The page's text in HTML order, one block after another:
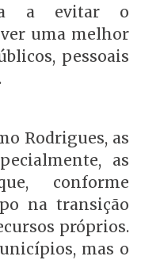
a evitar o
uma melhor
pessoais
Rodrigues, as
as
conforme
na transição
próprios.
mas o